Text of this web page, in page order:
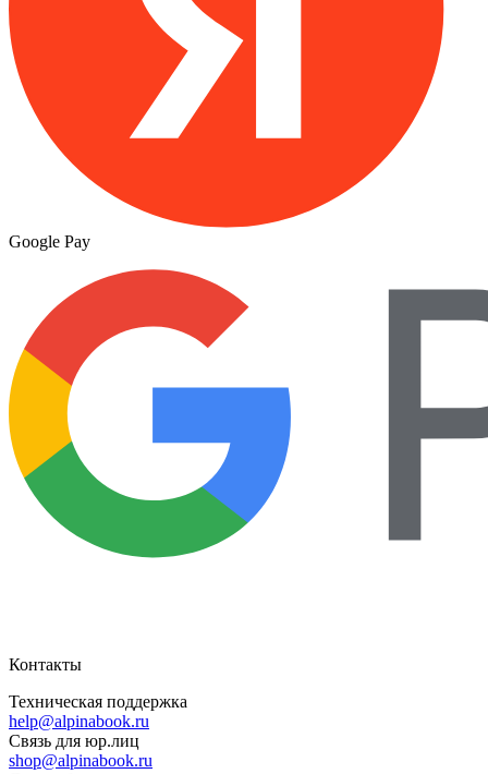
Google Pay
Контакты
Техническая поддержка
help@alpinabook.ru
Связь для юр.лиц
shop@alpinabook.ru